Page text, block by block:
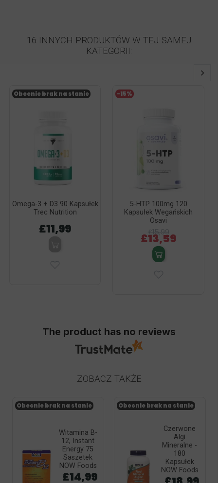
16 INNYCH PRODUKTÓW W TEJ SAMEJ
KATEGORII:
Omega-3 + D3 90 Kapsułek
Trec Nutrition
£11,99
Obecnie brak na stanie
5-HTP 100mg 120
Kapsułek Wegańskich
Osavi
£13,59
-15%
The product has no reviews
ZOBACZ TAKŻE
Witamina B-
12, Instant
Energy 75
Saszetek
NOW Foods
£14,99
Obecnie brak na stanie
Czerwone
Algi
Mineralne -
180
Kapsułek
NOW Foods
Obecnie brak na stanie